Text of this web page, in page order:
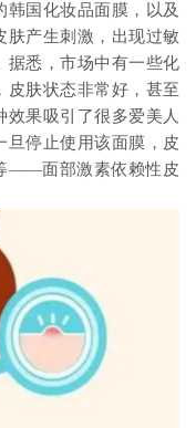
国化妆品面膜，以及
肤产生刺激，出现过敏
据悉，市场中有一些化
皮肤状态非常好，甚至
效果吸引了很多爱美人
旦停止使用该面膜，皮
——面部激素依赖性皮